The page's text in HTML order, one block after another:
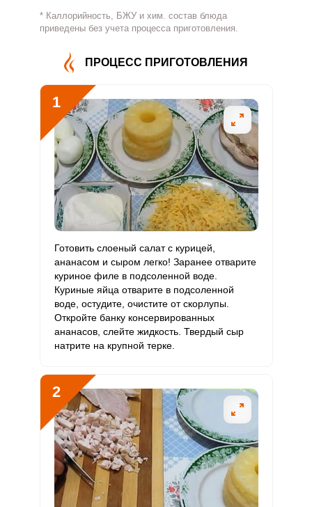
Витамин
852.4 мг 500 мг 15.7 28.4
Витамин
В5
Витамин
В6
1.8 мг 2 мг 8.1 14.7
Витамин
В9
51 мкг 400 мкг 1.2 2.1
Витамин
В12
4.4 мкг 3 мкг 13.5 24.4
Витамин
С
36.8 мкг 90 мкг 3.8
Витамин
D
5.8 мкг
Витамин
E
Биотин
Витамин
К
59.2 мкг 120 мкг 8.2
Витамин
РР
32.4 мг 20 мг 14.9 27
Калий 1383.8 мг 2500 мг 9.2
* Каллорийность, БЖУ и хим. состав блюда
приведены без учета процесса приготовления.
ПРОЦЕСС ПРИГОТОВЛЕНИЯ
1
Готовить слоеный салат с курицей,
ананасом и сыром легко! Заранее отварите
куриное филе в подсоленной воде.
Куриные яйца отварите в подсоленной
воде, остудите, очистите от скорлупы.
Откройте банку консервированных
ананасов, слейте жидкость. Твердый сыр
натрите на крупной терке.
2